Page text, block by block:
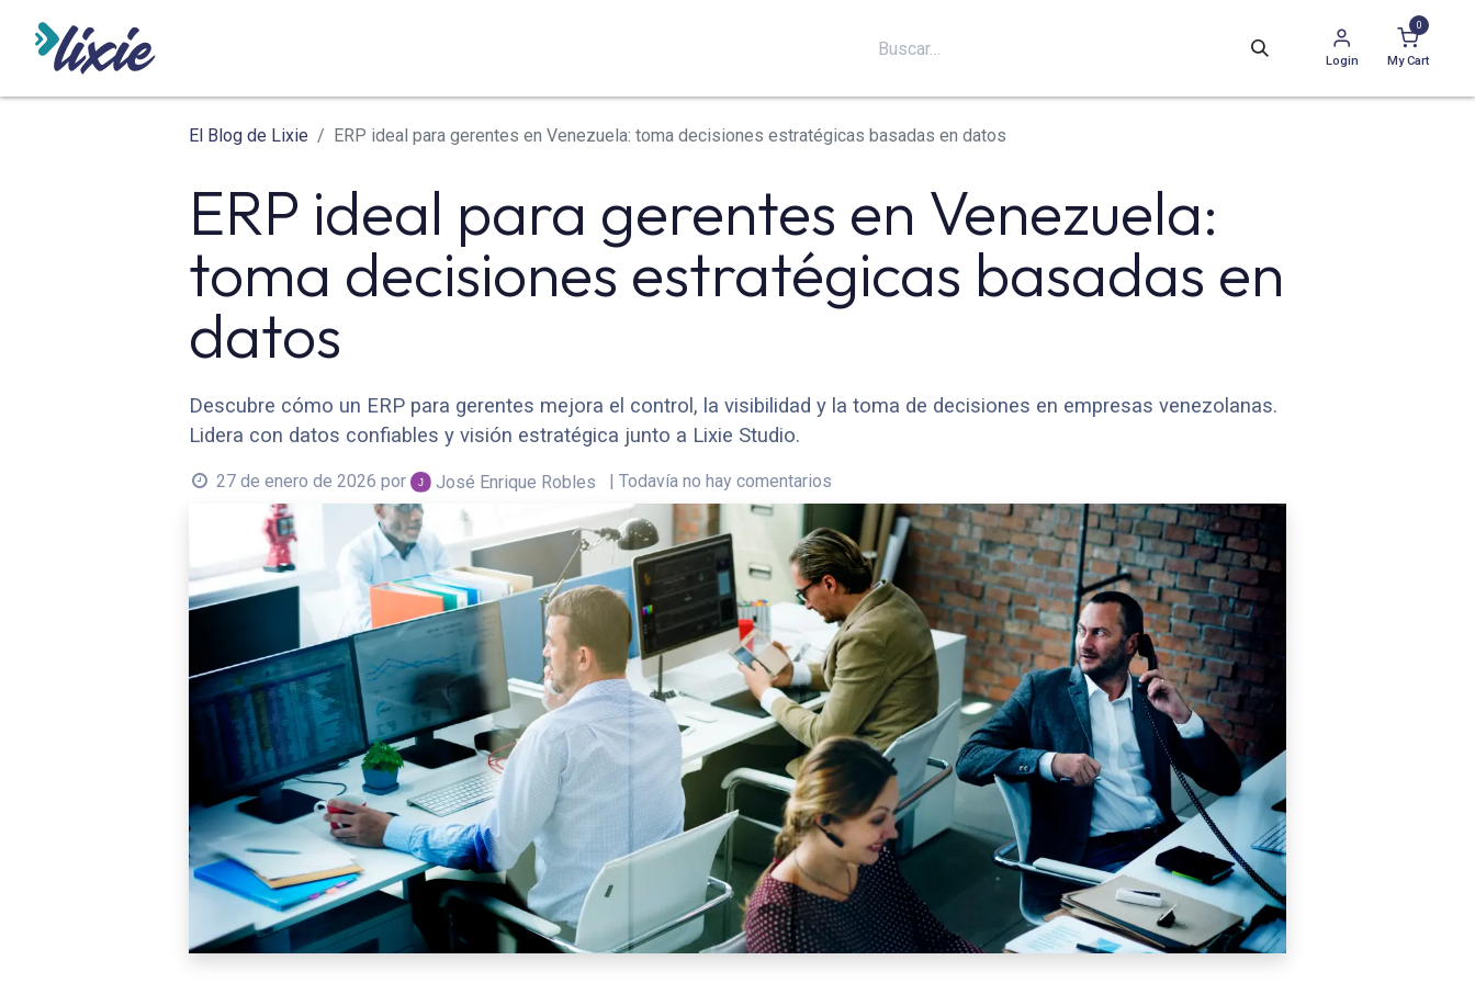
Login
0
My Cart
El Blog de Lixie ERP ideal para gerentes en Venezuela: toma decisiones estratégicas basadas en datos
ERP ideal para gerentes en Venezuela:
toma decisiones estratégicas basadas en
datos
Descubre cómo un ERP para gerentes mejora el control, la visibilidad y la toma de decisiones en empresas venezolanas.
Lidera con datos confiables y visión estratégica junto a Lixie Studio.
27 de enero de 2026 por José Enrique Robles | Todavía no hay comentarios